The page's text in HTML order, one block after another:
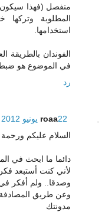
منفصل (فهذا سيكون
المطلوبة وتركها
استخدامها.
الفوندان بالطريقة
في الموضوع هو ضبط
رد
roaa22 يونيو 2012 في 5:59 ص
السلام عليكم ورحمة
دائما ما ابحث في
لأني كنت أستبعد
وصدقا.. ولم أفكر
وعن طريق
مدونتك